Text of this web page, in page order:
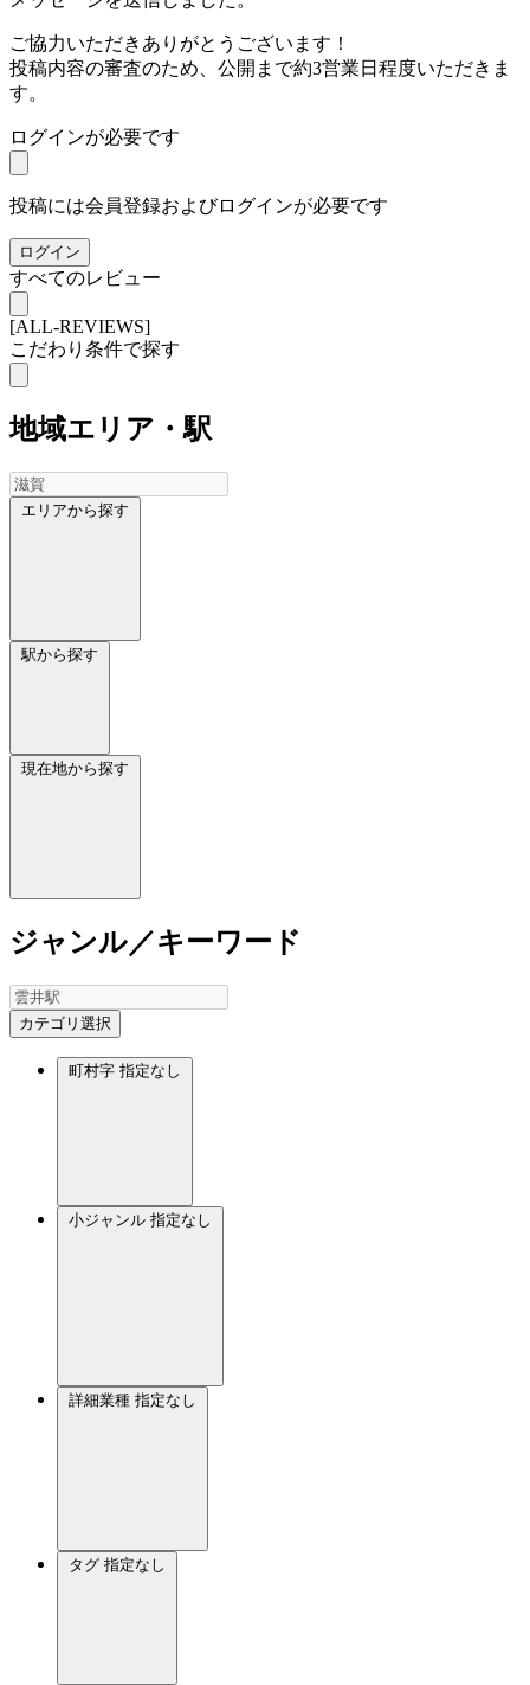
ご協力いただきありがとうございます！
投稿内容の審査のため、公開まで約3営業日程度いただきま
す。
ログインが必要です
投稿には会員登録およびログインが必要です
ログイン
すべてのレビュー
[ALL-REVIEWS]
こだわり条件で探す
地域エリア・駅
エリアから探す
駅から探す
現在地から探す
ジャンル／キーワード
カテゴリ選択
町村字 指定なし
小ジャンル 指定なし
詳細業種 指定なし
タグ 指定なし